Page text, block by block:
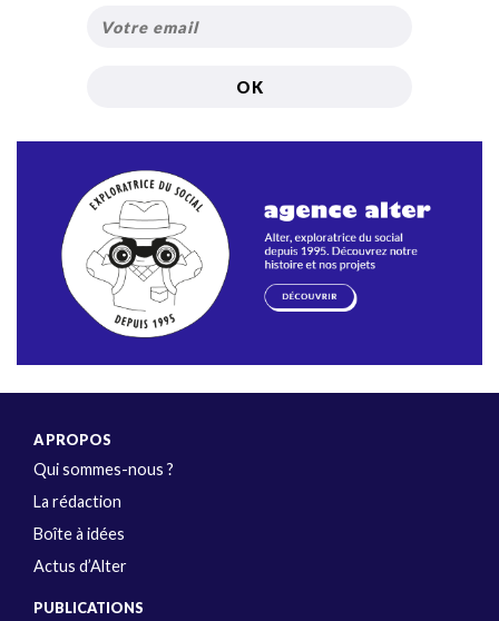
A PROPOS
Qui sommes-nous ?
La rédaction
Boîte à idées
Actus d’Alter
PUBLICATIONS